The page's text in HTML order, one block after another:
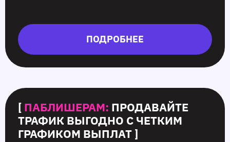
ПОДРОБНЕЕ
[ ПАБЛИШЕРАМ: ПРОДАВАЙТЕ
ТРАФИК ВЫГОДНО С ЧЕТКИМ
ГРАФИКОМ ВЫПЛАТ ]